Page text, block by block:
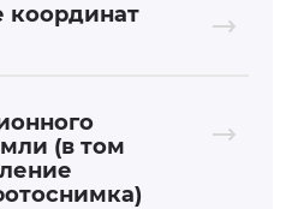
координат
(в том